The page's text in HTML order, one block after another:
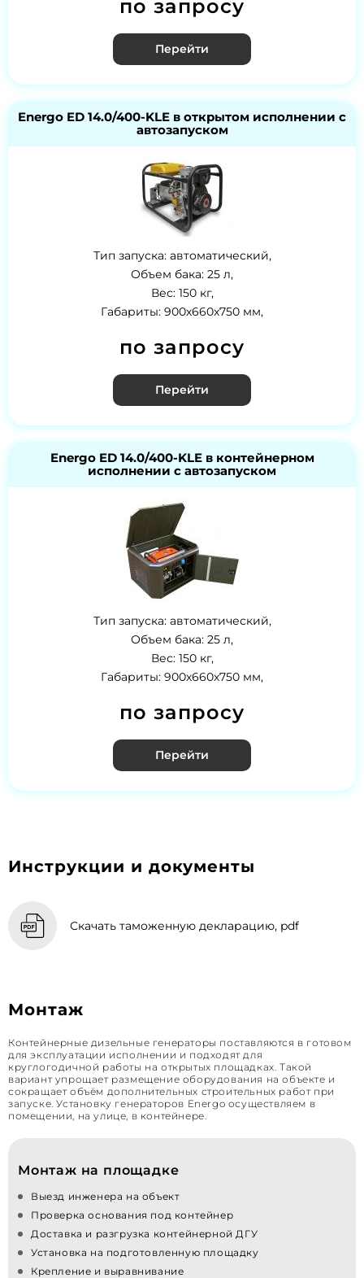
по запросу
Перейти
Energo ED 14.0/400-KLE в открытом исполнении с
автозапуском
Тип запуска: автоматический,
Объем бака: 25 л,
Вес: 150 кг,
Габариты: 900х660х750 мм,
по запросу
Перейти
Energo ED 14.0/400-KLE в контейнерном
исполнении с автозапуском
Тип запуска: автоматический,
Объем бака: 25 л,
Вес: 150 кг,
Габариты: 900х660х750 мм,
по запросу
Перейти
Инструкции и документы
Скачать таможенную декларацию, pdf
Монтаж
Контейнерные дизельные генераторы поставляются в готовом
для эксплуатации исполнении и подходят для
круглогодичной работы на открытых площадках. Такой
вариант упрощает размещение оборудования на объекте и
сокращает объём дополнительных строительных работ при
запуске. Установку генераторов Energo осуществляем в
помещении, на улице, в контейнере.
Монтаж на площадке
Выезд инженера на объект
Проверка основания под контейнер
Доставка и разгрузка контейнерной ДГУ
Установка на подготовленную площадку
Крепление и выравнивание